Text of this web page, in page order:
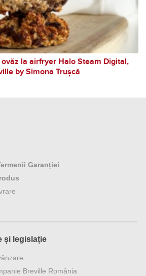
la airfryer Halo Steam Digital,
by Simona Trușcă
Garanției
și legislație
Breville România